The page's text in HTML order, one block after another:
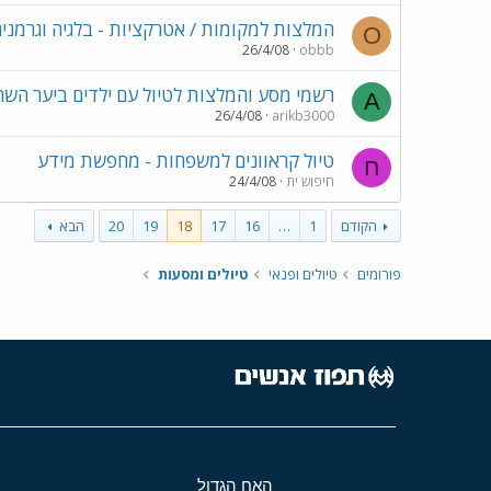
O המלצות למקומות / אטרקציות - בלגיה
obbb
26/4/08
A רשמי מסע והמלצות לטיול עם ילדים ביער
arikb3000
26/4/08
ח טיול קראוונים למשפחות - מחפשת מידע
חיפוש ית 24/4/08
הקודם 1
…
16
17
18
19
20 הבא
פורומים טיולים ופנאי טיולים ומסעות
האח הגדול